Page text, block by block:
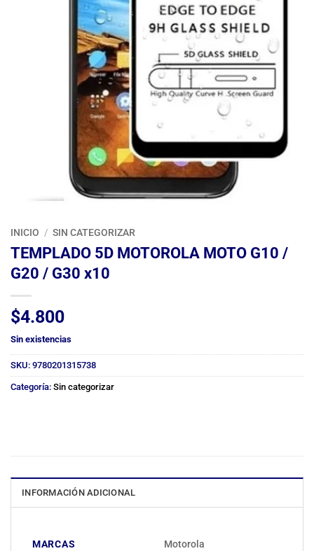
INICIO / SIN CATEGORIZAR
TEMPLADO 5D MOTOROLA MOTO G10 /
G20 / G30 x10
$4.800
Sin existencias
SKU: 9780201315738
Categoría: Sin categorizar
INFORMACIÓN ADICIONAL
MARCAS Motorola